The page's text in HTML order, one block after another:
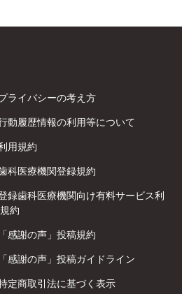
ライバシーの考え方
動履歴情報の利用等について
用規約
科医療機関登録規約
録歯科医療機関向け有料サービス利
約
「感謝の声」投稿規約
「感謝の声」投稿ガイドライン
定商取引法に基づく表示